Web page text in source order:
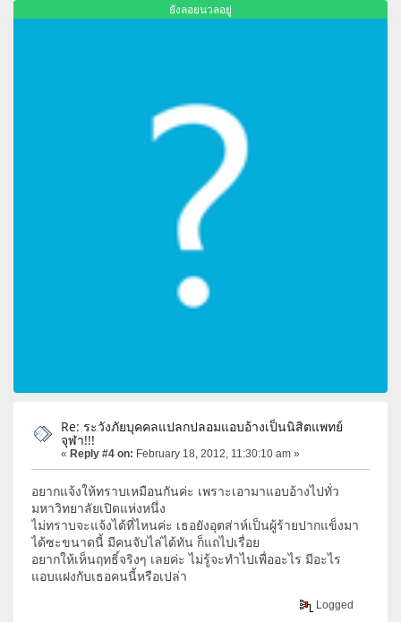
ยังลอยนวลอยู่
Re: ระวังภัยบุคคลแปลกปลอมแอบอ้างเป็นนิสิตแพทย์
จุฬา!!!
« Reply #4 on: February 18, 2012, 11:30:10 am »
อยากแจ้งให้ทราบเหมือนกันค่ะ เพราะเอามาแอบอ้างไปทั่ว
มหาวิทยาลัยเปิดแห่งหนึ่ง
ไม่ทราบจะแจ้งได้ที่ไหนค่ะ เธอยังอุตส่าห์เป็นผู้ร้ายปากแข็งมา
ได้ซะขนาดนี้ มีคนจับไล่ได้ทัน ก็แถไปเรื่อย
อยากให้เห็นฤทธิ์จริงๆ เลยค่ะ ไม่รู้จะทำไปเพื่ออะไร มีอะไร
แอบแฝงกับเธอคนนี้หรือเปล่า
Logged